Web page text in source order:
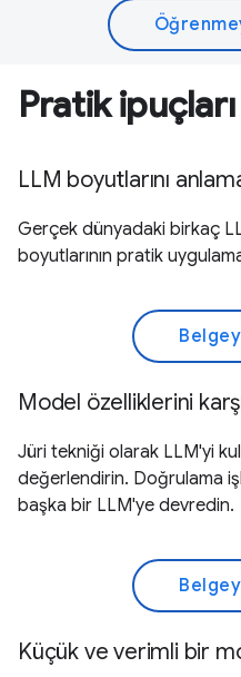
Pratik ipuçları
LLM boyutlarını
Gerçek dünyadaki birkaç
boyutlarının pratik
Model özelliklerini
Jüri tekniği olarak LLM'yi
değerlendirin. Doğrulama
başka bir LLM'ye devredin.
Küçük ve verimli bir